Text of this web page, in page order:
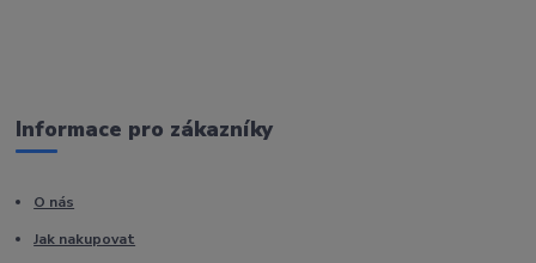
Informace pro zákazníky
O nás
Jak nakupovat